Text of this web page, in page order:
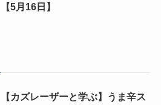
【5月16日】
【カズレーザーと学ぶ】うま辛ス